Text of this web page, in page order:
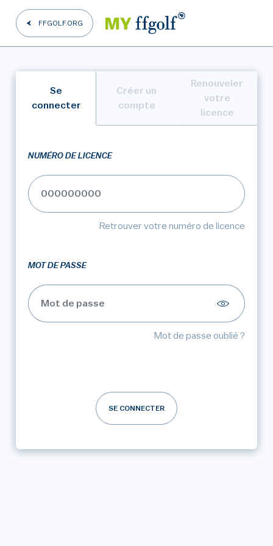
FFGOLF.ORG
Se
connecter
Créer un
compte
Renouveler
votre
licence
NUMÉRO DE LICENCE
Retrouver votre numéro de licence
MOT DE PASSE
Mot de passe oublié ?
SE CONNECTER